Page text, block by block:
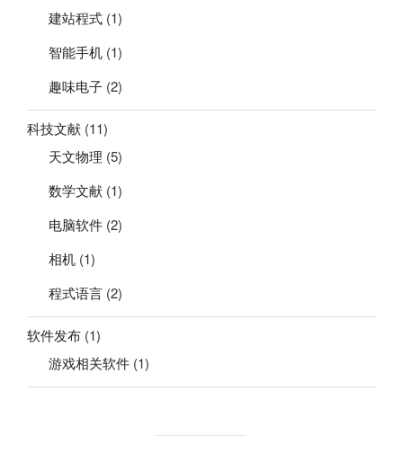
建站程式 (1)
智能手机 (1)
趣味电子 (2)
科技文献 (11)
天文物理 (5)
数学文献 (1)
电脑软件 (2)
相机 (1)
程式语言 (2)
软件发布 (1)
游戏相关软件 (1)